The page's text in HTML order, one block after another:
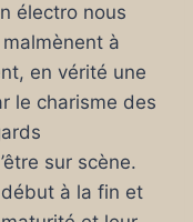
électro nous
à
en vérité une
le charisme des
sur scène.
à la fin et